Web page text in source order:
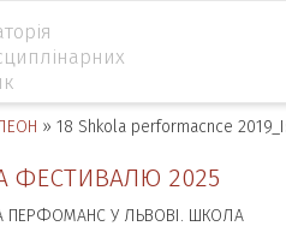
» 18 Shkola performacnce
ФЕСТИВАЛЮ 2025
ПЕРФОМАНС У ЛЬВОВІ. ШКОЛА